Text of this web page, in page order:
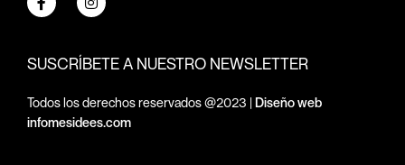
SUSCRÍBETE A NUESTRO NEWSLETTER
Todos los derechos reservados @2023 | Diseño web
infomesidees.com